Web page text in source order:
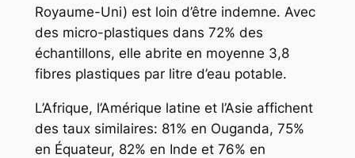
Royaume-Uni) est loin d’être indemne. Avec
des micro-plastiques dans 72% des
échantillons, elle abrite en moyenne 3,8
fibres plastiques par litre d’eau potable.
L’Afrique, l’Amérique latine et l’Asie affichent
des taux similaires: 81% en Ouganda, 75%
en Équateur, 82% en Inde et 76% en